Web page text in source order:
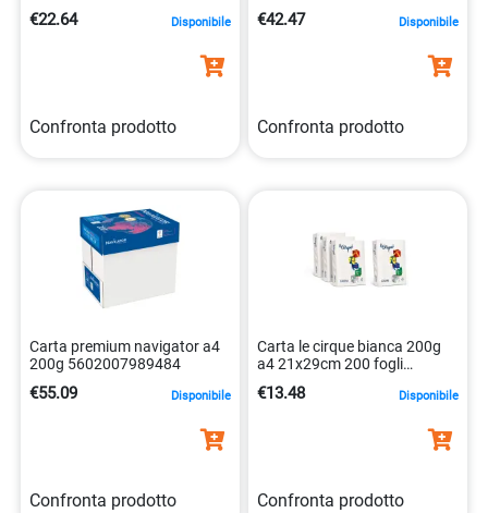
€22.64 Disponibile
Confronta prodotto
€42.47 Disponibile
Confronta prodotto
Carta premium navigator a4
200g 5602007989484
€55.09 Disponibile
Confronta prodotto
Carta le cirque bianca 200g
a4 21x29cm 200 fogli
€13.48 Disponibile
Confronta prodotto